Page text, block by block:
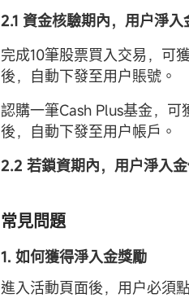
2.1 資金核驗期內，用户淨
完成10筆股票買入交易，可
後，自動下發至用户賬號。
認購一筆Cash Plus基金，
後，自動下發至用户帳戶。
2.2 若鎖資期內，用户淨入
常見問題
1. 如何獲得淨入金獎勵
進入活動頁面後，用户必須